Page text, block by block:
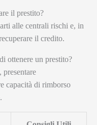
il prestito?
alle centrali rischi e, in
il credito.
ottenere un prestito?
presentare
capacità di rimborso